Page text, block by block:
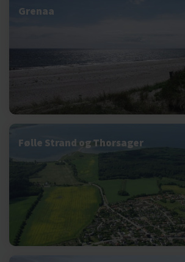
Grenaa
Følle Strand og Thorsager